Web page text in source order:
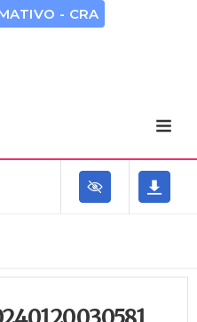
- CRA